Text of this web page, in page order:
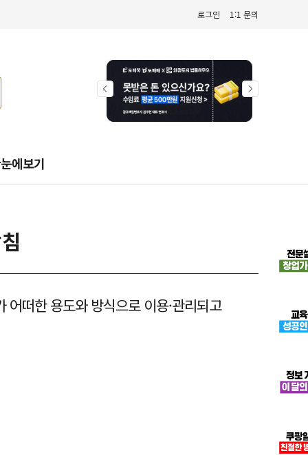
로그인 1:1 문의
에보기
떠한 용도와 방식으로 이용·관리되고